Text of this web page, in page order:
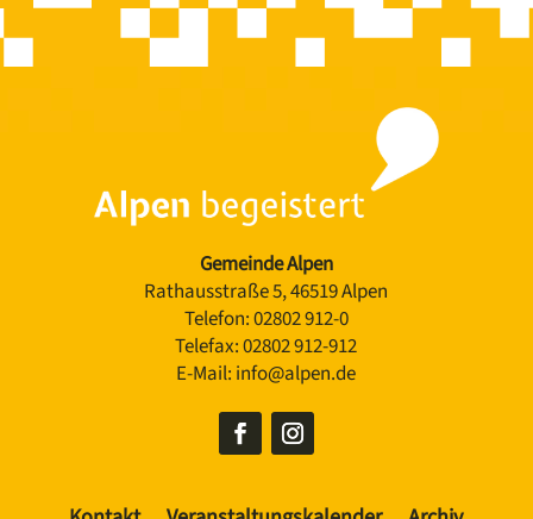
Gemeinde Alpen
Rathausstraße 5, 46519 Alpen
Telefon:02802 912-0
Telefax:02802 912-912
E-Mail: info@alpen.de